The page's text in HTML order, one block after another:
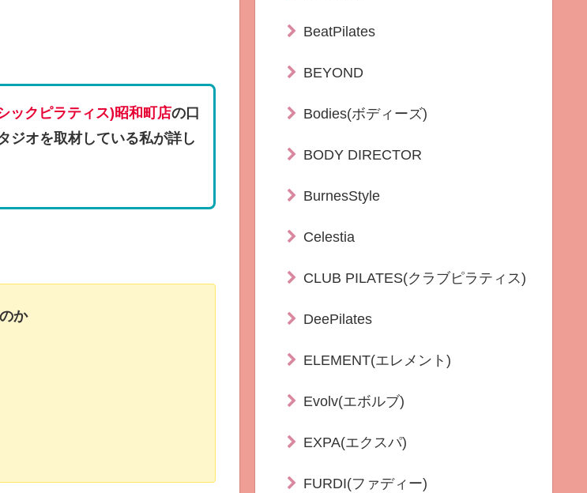
ックピラティス)昭和町店の口
ジオを取材している私が詳し
か
BeatPilates
BEYOND
Bodies(ボディーズ)
BODY DIRECTOR
BurnesStyle
Celestia
CLUB PILATES(クラブピラティス)
DeePilates
ELEMENT(エレメント)
Evolv(エボルブ)
EXPA(エクスパ)
FURDI(ファディー)